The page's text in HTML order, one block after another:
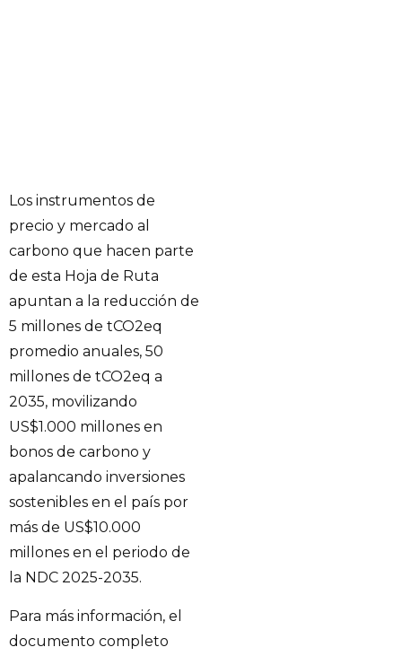
Los instrumentos de
precio y mercado al
carbono que hacen parte
de esta Hoja de Ruta
apuntan a la reducción de
5 millones de tCO2eq
promedio anuales, 50
millones de tCO2eq a
2035, movilizando
US$1.000 millones en
bonos de carbono y
apalancando inversiones
sostenibles en el país por
más de US$10.000
millones en el periodo de
la NDC 2025-2035.
Para más información, el
documento completo